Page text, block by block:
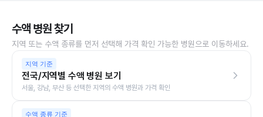
수액 병원 찾기
지역 또는 수액 종류를 먼저 선택해 가격 확인 가능한 병원으로 이동하세요.
지역 기준
전국/지역별 수액 병원 보기
서울, 강남, 부산 등 선택한 지역의 수액 병원과 가격 확인
수액 종류 기준